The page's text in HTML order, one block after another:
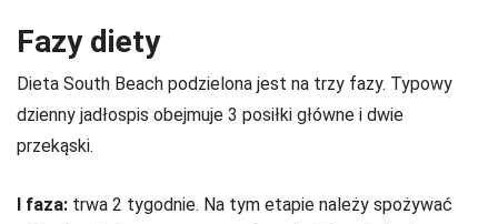
Fazy diety
Dieta South Beach podzielona jest na trzy fazy. Typowy
dzienny jadłospis obejmuje 3 posiłki główne i dwie
przekąski.
I faza: trwa 2 tygodnie. Na tym etapie należy spożywać